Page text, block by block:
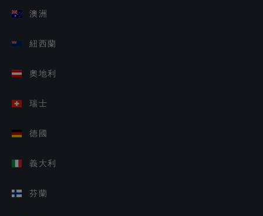
澳洲
紐西蘭
奧地利
瑞士
德國
義大利
芬蘭